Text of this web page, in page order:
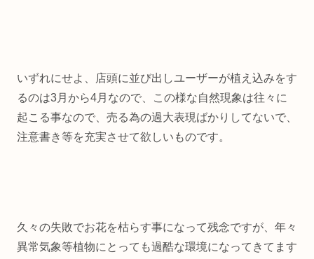
いずれにせよ、店頭に並び出しユーザーが植え込みをす
るのは3月から4月なので、この様な自然現象は往々に
起こる事なので、売る為の過大表現ばかりしてないで、
注意書き等を充実させて欲しいものです。
久々の失敗でお花を枯らす事になって残念ですが、年々
異常気象等植物にとっても過酷な環境になってきてます